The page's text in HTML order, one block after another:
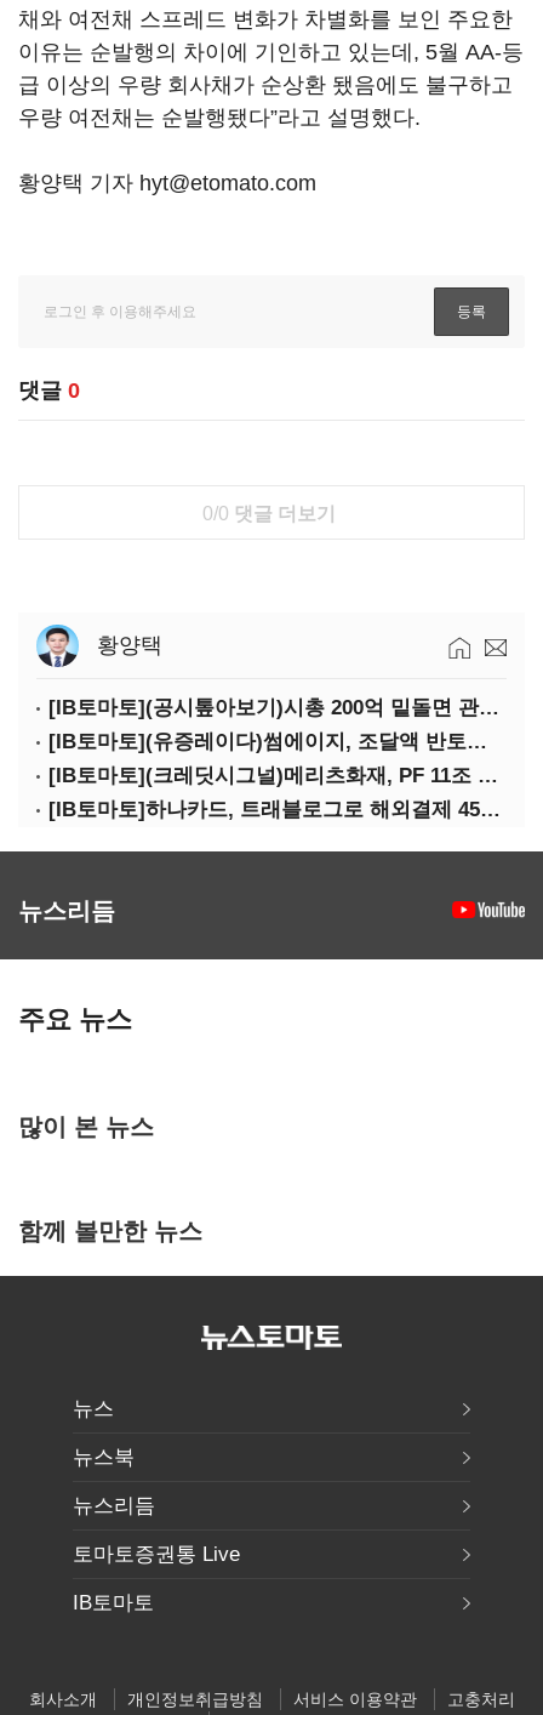
채와 여전채 스프레드 변화가 차별화를 보인 주요한
이유는 순발행의 차이에 기인하고 있는데, 5월 AA-등
급 이상의 우량 회사채가 순상환 됐음에도 불구하고
우량 여전채는 순발행됐다”라고 설명했다.
황양택 기자 hyt@etomato.com
댓글 0
0/0 댓글 더보기
황양택
[IB토마토](공시톺아보기)시총 200억 밑돌면 관리종목…상폐 피하려면
[IB토마토](유증레이다)썸에이지, 조달액 반토막…시총 200억 못 넘으면 철회
[IB토마토](크레딧시그널)메리츠화재, PF 11조 노출…부동산 사업성 저하 우려
[IB토마토]하나카드, 트래블로그로 해외결제 45% 장악…카드이익은 제자리
뉴스리듬
주요 뉴스
많이 본 뉴스
함께 볼만한 뉴스
뉴스
뉴스북
뉴스리듬
토마토증권통 Live
IB토마토
회사소개 개인정보취급방침 서비스 이용약관
고충처리